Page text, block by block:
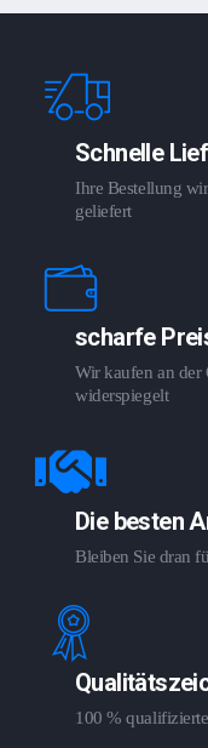
Schnelle
Ihre Bestellung
geliefert
scharfe
Wir kaufen an der
widerspiegelt
Die besten
Bleiben Sie dran
100 %